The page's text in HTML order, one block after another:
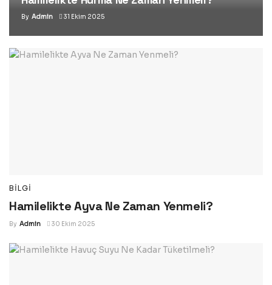
By Admin 31 Ekim 2025
BILGI
Hamilelikte Ayva Ne Zaman Yenmeli?
By Admin 30 Ekim 2025